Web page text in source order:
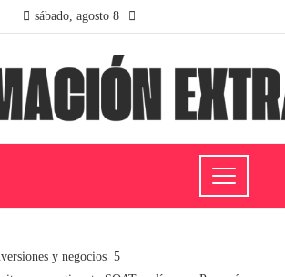
sábado, agosto 8
y negocios